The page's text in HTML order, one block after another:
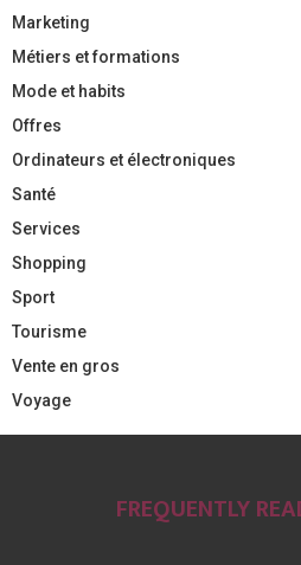
Marketing
Métiers et formations
Mode et habits
Offres
Ordinateurs et électroniques
Santé
Services
Shopping
Sport
Tourisme
Vente en gros
Voyage
FREQUENTLY